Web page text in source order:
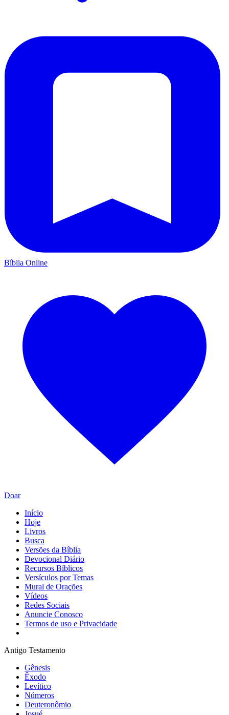
Bíblia Online
Doar
Início
Hoje
Livros
Busca
Versões da Bíblia
Devocional Diário
Recursos Bíblicos
Versículos por Temas
Mural de Orações
Vídeos
Redes Sociais
Anuncie Conosco
Termos de uso e Privacidade
Antigo Testamento
Gênesis
Êxodo
Levítico
Números
Deuteronômio